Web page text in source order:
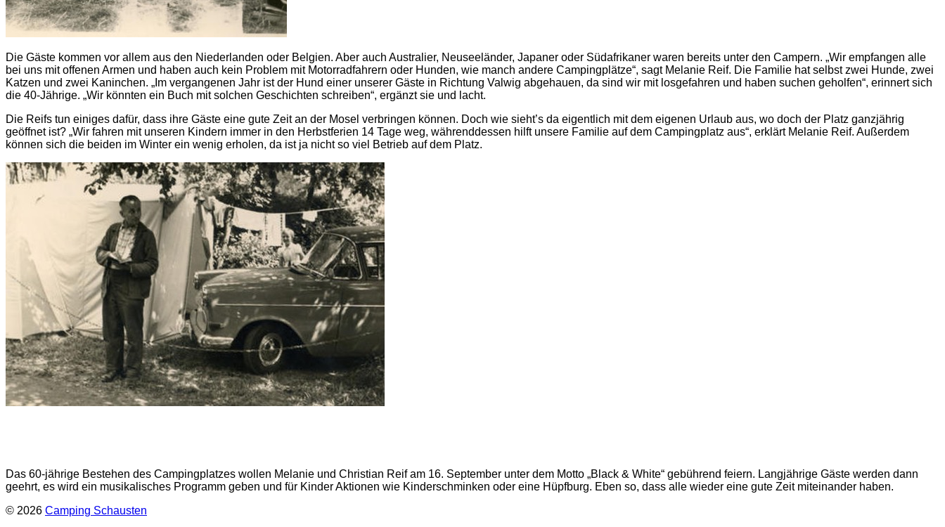
Die Gäste kommen vor allem aus den Niederlanden oder Belgien. Aber auch Australier, Neuseeländer, Japaner oder Südafrikaner waren bereits unter den Campern. „Wir empfangen alle
bei uns mit offenen Armen und haben auch kein Problem mit Motorradfahrern oder Hunden, wie manch andere Campingplätze“, sagt Melanie Reif. Die Familie hat selbst zwei Hunde, zwei
Katzen und zwei Kaninchen. „Im vergangenen Jahr ist der Hund einer unserer Gäste in Richtung Valwig abgehauen, da sind wir mit losgefahren und haben suchen geholfen“, erinnert sich
die 40-Jährige. „Wir könnten ein Buch mit solchen Geschichten schreiben“, ergänzt sie und lacht.
Die Reifs tun einiges dafür, dass ihre Gäste eine gute Zeit an der Mosel verbringen können. Doch wie sieht’s da eigentlich mit dem eigenen Urlaub aus, wo doch der Platz ganzjährig
geöffnet ist? „Wir fahren mit unseren Kindern immer in den Herbstferien 14 Tage weg, währenddessen hilft unsere Familie auf dem Campingplatz aus“, erklärt Melanie Reif. Außerdem
können sich die beiden im Winter ein wenig erholen, da ist ja nicht so viel Betrieb auf dem Platz.
Das 60-jährige Bestehen des Campingplatzes wollen Melanie und Christian Reif am 16. September unter dem Motto „Black & White“ gebührend feiern. Langjährige Gäste werden dann
geehrt, es wird ein musikalisches Programm geben und für Kinder Aktionen wie Kinderschminken oder eine Hüpfburg. Eben so, dass alle wieder eine gute Zeit miteinander haben.
© 2026 Camping Schausten